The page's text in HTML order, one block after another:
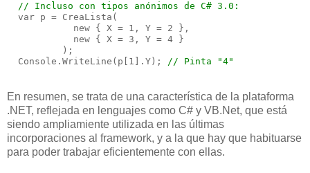
// Incluso con tipos anónimos de C# 3.0:
  var p = CreaLista(
            new { X = 1, Y = 2 },
            new { X = 3, Y = 4 }
          );
  Console.WriteLine(p[1].Y);
// Pinta "4"
En resumen, se trata de una característica de la plataforma
.NET, reflejada en lenguajes como C# y VB.Net, que está
siendo ampliamiente utilizada en las últimas
incorporaciones al framework, y a la que hay que habituarse
para poder trabajar eficientemente con ellas.